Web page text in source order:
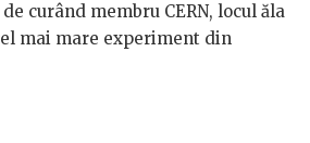
curând membru CERN, locul ăla
mai mare experiment din